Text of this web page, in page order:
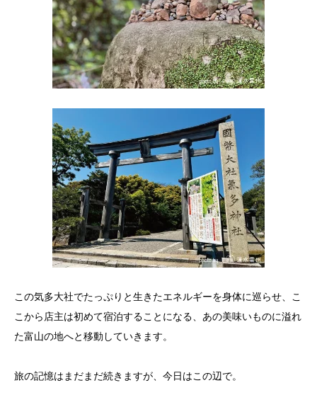
この気多大社でたっぷりと生きたエネルギーを身体に巡らせ、こ
こから店主は初めて宿泊することになる、あの美味いものに溢れ
た富山の地へと移動していきます。
旅の記憶はまだまだ続きますが、今日はこの辺で。